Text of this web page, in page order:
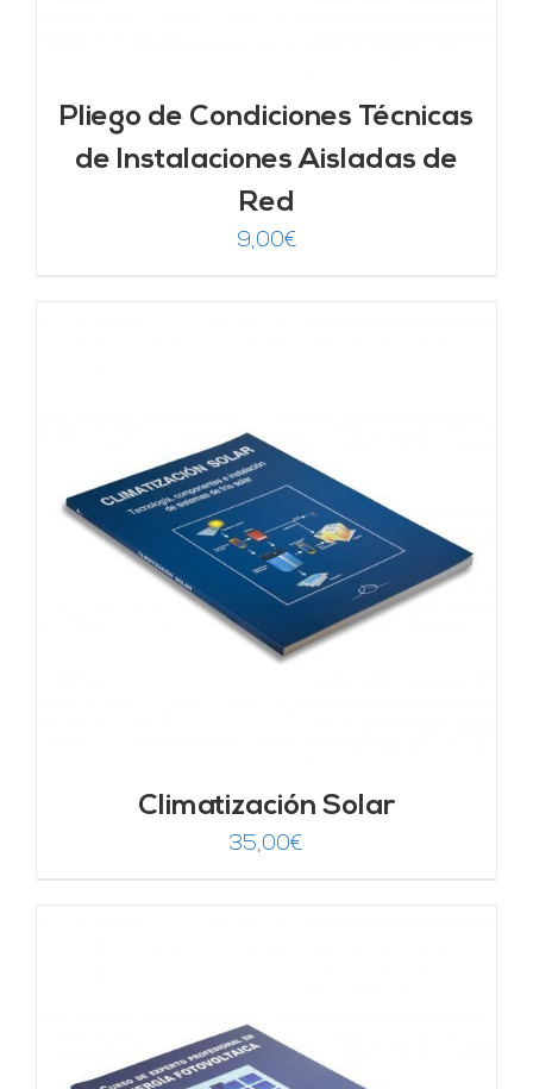
Pliego de Condiciones Técnicas
de Instalaciones Aisladas de
Red
9,00€
Climatización Solar
35,00€